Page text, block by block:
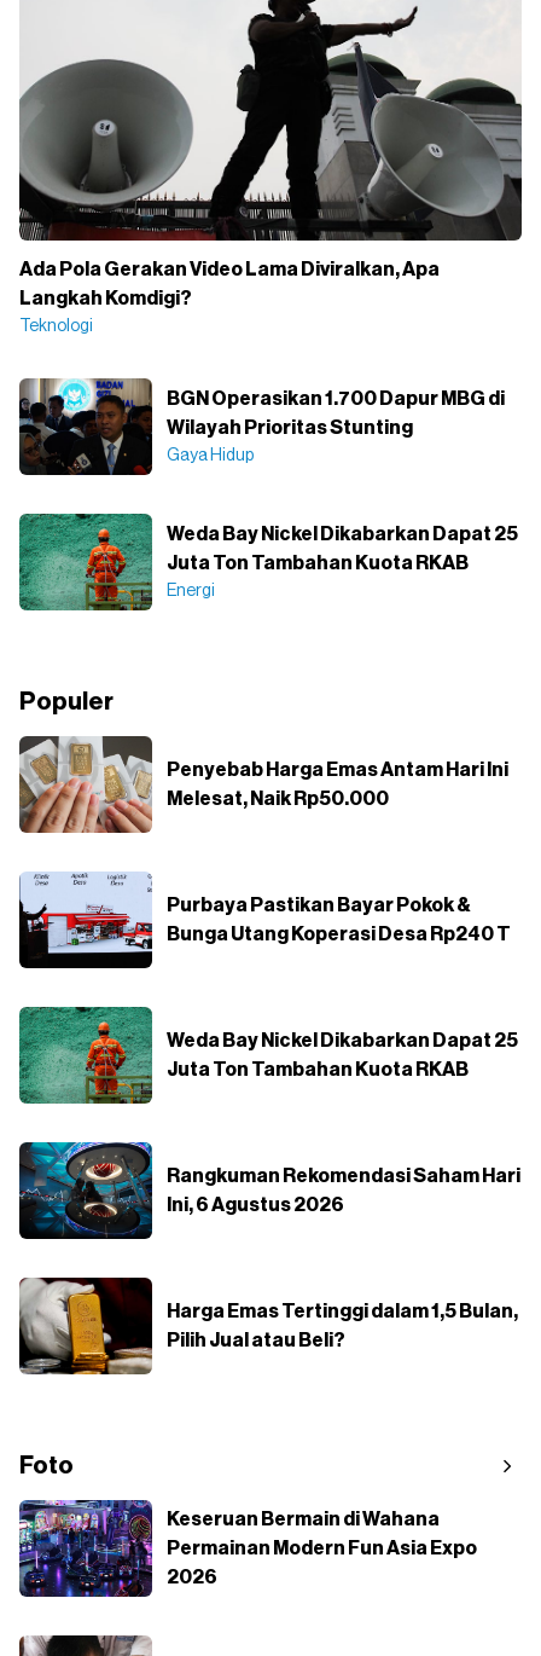
Ada Pola Gerakan Video Lama Diviralkan, Apa
Langkah Komdigi?
Teknologi
BGN Operasikan 1.700 Dapur MBG di
Wilayah Prioritas Stunting
Gaya Hidup
Weda Bay Nickel Dikabarkan Dapat 25
Juta Ton Tambahan Kuota RKAB
Energi
Populer
Penyebab Harga Emas Antam Hari Ini
Melesat, Naik Rp50.000
Purbaya Pastikan Bayar Pokok &
Bunga Utang Koperasi Desa Rp240 T
Weda Bay Nickel Dikabarkan Dapat 25
Juta Ton Tambahan Kuota RKAB
Rangkuman Rekomendasi Saham Hari
Ini, 6 Agustus 2026
Harga Emas Tertinggi dalam 1,5 Bulan,
Pilih Jual atau Beli?
Foto
Keseruan Bermain di Wahana
Permainan Modern Fun Asia Expo
2026